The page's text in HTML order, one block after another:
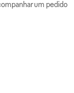
um pedido